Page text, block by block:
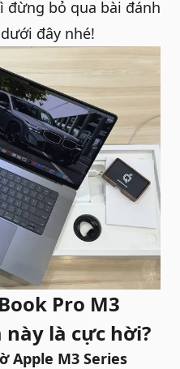
đừng bỏ qua bài đánh
đây nhé!
Pro M3
này là cực hời?
Apple M3 Series